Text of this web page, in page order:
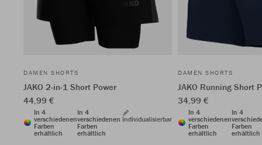
DAMEN SHORTS
JAKO 2-in-1 Short Power
44,99 €
In 4
verschiedenen
Farben
erhältlich
In 4
verschiedenen
Farben
erhältlich
Individualisierbar
DAMEN SHORTS
JAKO Running Short
34,99 €
In 4
verschiedenen
Farben
erhältlich
In 4
Farben
erhältlich